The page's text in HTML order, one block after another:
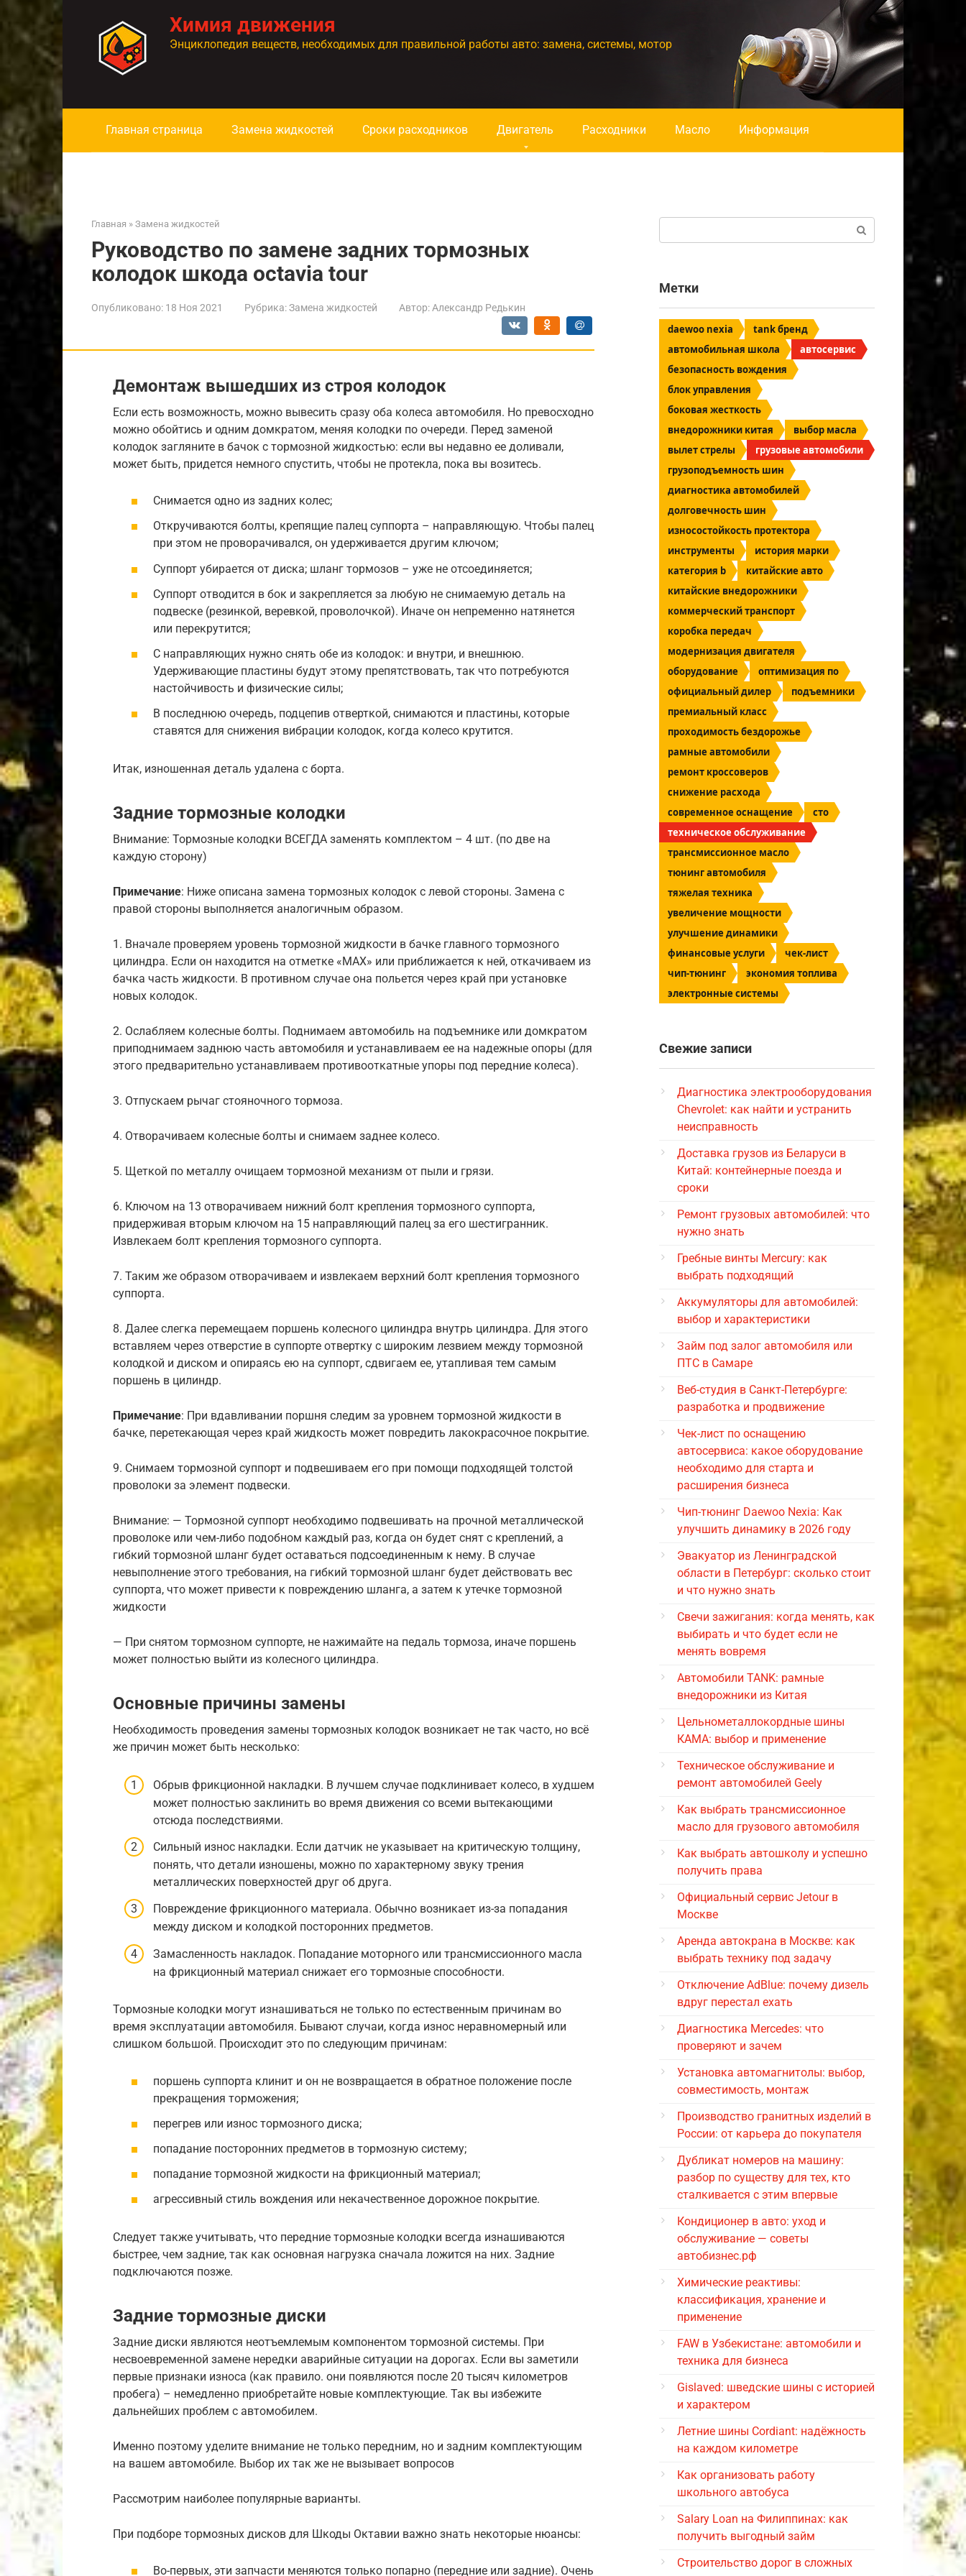
контенту
Химия движения
Энциклопедия веществ, необходимых для правильной работы авто: замена, системы, мотор
Главная страница Замена жидкостей Сроки расходников Двигатель Расходники Масло Информация
Главная » Замена жидкостей
Руководство по замене задних тормозных
колодок шкода octavia tour
Опубликовано: 18 Ноя 2021 Рубрика:Замена жидкостей Автор: Александр Редькин
Демонтаж вышедших из строя колодок
Если есть возможность, можно вывесить сразу оба колеса автомобиля. Но превосходно
можно обойтись и одним домкратом, меняя колодки по очереди. Перед заменой
колодок загляните в бачок с тормозной жидкостью: если вы недавно ее доливали,
может быть, придется немного спустить, чтобы не протекла, пока вы возитесь.
Снимается одно из задних колес;
Откручиваются болты, крепящие палец суппорта – направляющую. Чтобы палец
при этом не проворачивался, он удерживается другим ключом;
Суппорт убирается от диска; шланг тормозов – уже не отсоединяется;
Суппорт отводится в бок и закрепляется за любую не снимаемую деталь на
подвеске (резинкой, веревкой, проволочкой). Иначе он непременно натянется
или перекрутится;
С направляющих нужно снять обе из колодок: и внутри, и внешнюю.
Удерживающие пластины будут этому препятствовать, так что потребуются
настойчивость и физические силы;
В последнюю очередь, подцепив отверткой, снимаются и пластины, которые
ставятся для снижения вибрации колодок, когда колесо крутится.
Итак, изношенная деталь удалена с борта.
Задние тормозные колодки
Внимание: Тормозные колодки ВСЕГДА заменять комплектом – 4 шт. (по две на
каждую сторону)
Примечание: Ниже описана замена тормозных колодок с левой стороны. Замена с
правой стороны выполняется аналогичным образом.
1. Вначале проверяем уровень тормозной жидкости в бачке главного тормозного
цилиндра. Если он находится на отметке «MAX» или приближается к ней, откачиваем из
бачка часть жидкости. В противном случае она польется через край при установке
новых колодок.
2. Ослабляем колесные болты. Поднимаем автомобиль на подъемнике или домкратом
приподнимаем заднюю часть автомобиля и устанавливаем ее на надежные опоры (для
этого предварительно устанавливаем противооткатные упоры под передние колеса).
3. Отпускаем рычаг стояночного тормоза.
4. Отворачиваем колесные болты и снимаем заднее колесо.
5. Щеткой по металлу очищаем тормозной механизм от пыли и грязи.
6. Ключом на 13 отворачиваем нижний болт крепления тормозного суппорта,
придерживая вторым ключом на 15 направляющий палец за его шестигранник.
Извлекаем болт крепления тормозного суппорта.
7. Таким же образом отворачиваем и извлекаем верхний болт крепления тормозного
суппорта.
8. Далее слегка перемещаем поршень колесного цилиндра внутрь цилиндра. Для этого
вставляем через отверстие в суппорте отвертку с широким лезвием между тормозной
колодкой и диском и опираясь ею на суппорт, сдвигаем ее, утапливая тем самым
поршень в цилиндр.
Примечание: При вдавливании поршня следим за уровнем тормозной жидкости в
бачке, перетекающая через край жидкость может повредить лакокрасочное покрытие.
9. Снимаем тормозной суппорт и подвешиваем его при помощи подходящей толстой
проволоки за элемент подвески.
Внимание: — Тормозной суппорт необходимо подвешивать на прочной металлической
проволоке или чем-либо подобном каждый раз, когда он будет снят с креплений, а
гибкий тормозной шланг будет оставаться подсоединенным к нему. В случае
невыполнение этого требования, на гибкий тормозной шланг будет действовать вес
суппорта, что может привести к повреждению шланга, а затем к утечке тормозной
жидкости
— При снятом тормозном суппорте, не нажимайте на педаль тормоза, иначе поршень
может полностью выйти из колесного цилиндра.
Основные причины замены
Необходимость проведения замены тормозных колодок возникает не так часто, но всё
же причин может быть несколько:
Обрыв фрикционной накладки. В лучшем случае подклинивает колесо, в худшем
может полностью заклинить во время движения со всеми вытекающими
отсюда последствиями.
Сильный износ накладки. Если датчик не указывает на критическую толщину,
понять, что детали изношены, можно по характерному звуку трения
металлических поверхностей друг об друга.
Повреждение фрикционного материала. Обычно возникает из-за попадания
между диском и колодкой посторонних предметов.
Замасленность накладок. Попадание моторного или трансмиссионного масла
на фрикционный материал снижает его тормозные способности.
Тормозные колодки могут изнашиваться не только по естественным причинам во
время эксплуатации автомобиля. Бывают случаи, когда износ неравномерный или
слишком большой. Происходит это по следующим причинам:
поршень суппорта клинит и он не возвращается в обратное положение после
прекращения торможения;
перегрев или износ тормозного диска;
попадание посторонних предметов в тормозную систему;
попадание тормозной жидкости на фрикционный материал;
агрессивный стиль вождения или некачественное дорожное покрытие.
Следует также учитывать, что передние тормозные колодки всегда изнашиваются
быстрее, чем задние, так как основная нагрузка сначала ложится на них. Задние
подключаются позже.
Задние тормозные диски
Задние диски являются неотъемлемым компонентом тормозной системы. При
несвоевременной замене нередки аварийные ситуации на дорогах. Если вы заметили
первые признаки износа (как правило. они появляются после 20 тысяч километров
пробега) – немедленно приобретайте новые комплектующие. Так вы избежите
дальнейших проблем с автомобилем.
Именно поэтому уделите внимание не только передним, но и задним комплектующим
на вашем автомобиле. Выбор их так же не вызывает вопросов
Рассмотрим наиболее популярные варианты.
При подборе тормозных дисков для Шкоды Октавии важно знать некоторые нюансы:
Во-первых, эти запчасти меняются только попарно (передние или задние). Очень
Метки
daewoo nexia
tank бренд
автомобильная школа
автосервис
безопасность вождения
блок управления
боковая жесткость
внедорожники китая
выбор масла
вылет стрелы
грузовые автомобили
грузоподъемность шин
диагностика автомобилей
долговечность шин
износостойкость протектора
инструменты
история марки
категория b
китайские авто
китайские внедорожники
коммерческий транспорт
коробка передач
модернизация двигателя
оборудование
оптимизация по
официальный дилер
подъемники
премиальный класс
проходимость бездорожье
рамные автомобили
ремонт кроссоверов
снижение расхода
современное оснащение
сто
техническое обслуживание
трансмиссионное масло
тюнинг автомобиля
тяжелая техника
увеличение мощности
улучшение динамики
финансовые услуги
чек-лист
чип-тюнинг
экономия топлива
электронные системы
Свежие записи
Диагностика электрооборудования
Chevrolet: как найти и устранить
неисправность
Доставка грузов из Беларуси в
Китай: контейнерные поезда и
сроки
Ремонт грузовых автомобилей: что
нужно знать
Гребные винты Mercury: как
выбрать подходящий
Аккумуляторы для автомобилей:
выбор и характеристики
Займ под залог автомобиля или
ПТС в Самаре
Веб-студия в Санкт-Петербурге:
разработка и продвижение
Чек-лист по оснащению
автосервиса: какое оборудование
необходимо для старта и
расширения бизнеса
Чип-тюнинг Daewoo Nexia: Как
улучшить динамику в 2026 году
Эвакуатор из Ленинградской
области в Петербург: сколько стоит
и что нужно знать
Свечи зажигания: когда менять, как
выбирать и что будет если не
менять вовремя
Автомобили TANK: рамные
внедорожники из Китая
Цельнометаллокордные шины
КАМА: выбор и применение
Техническое обслуживание и
ремонт автомобилей Geely
Как выбрать трансмиссионное
масло для грузового автомобиля
Как выбрать автошколу и успешно
получить права
Официальный сервис Jetour в
Москве
Аренда автокрана в Москве: как
выбрать технику под задачу
Отключение AdBlue: почему дизель
вдруг перестал ехать
Диагностика Mercedes: что
проверяют и зачем
Установка автомагнитолы: выбор,
совместимость, монтаж
Производство гранитных изделий в
России: от карьера до покупателя
Дубликат номеров на машину:
разбор по существу для тех, кто
сталкивается с этим впервые
Кондиционер в авто: уход и
обслуживание — советы
автобизнес.рф
Химические реактивы:
классификация, хранение и
применение
FAW в Узбекистане: автомобили и
техника для бизнеса
Gislaved: шведские шины с историей
и характером
Летние шины Cordiant: надёжность
на каждом километре
Как организовать работу
школьного автобуса
Salary Loan на Филиппинах: как
получить выгодный займ
Строительство дорог в сложных